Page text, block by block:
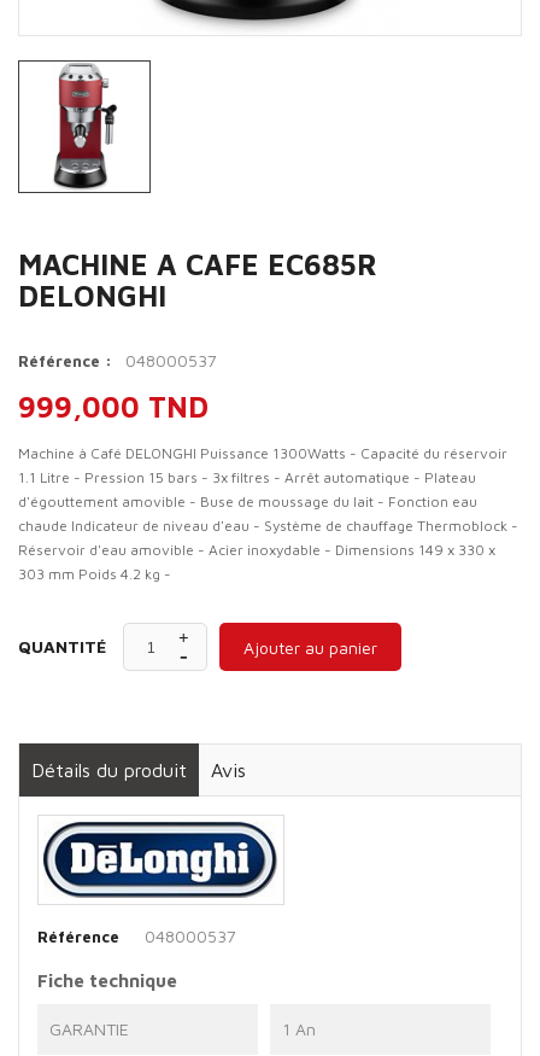
MACHINE A CAFE EC685R
DELONGHI
Référence : 048000537
999,000 TND
Machine à Café DELONGHI Puissance 1300Watts - Capacité du réservoir
1.1 Litre - Pression 15 bars - 3x filtres - Arrêt automatique - Plateau
d'égouttement amovible - Buse de moussage du lait - Fonction eau
chaude Indicateur de niveau d'eau - Système de chauffage Thermoblock -
Réservoir d'eau amovible - Acier inoxydable - Dimensions 149 x 330 x
303 mm Poids 4.2 kg -
QUANTITÉ Ajouter au panier
Détails du produit Avis
Référence 048000537
Fiche technique
GARANTIE 1 An